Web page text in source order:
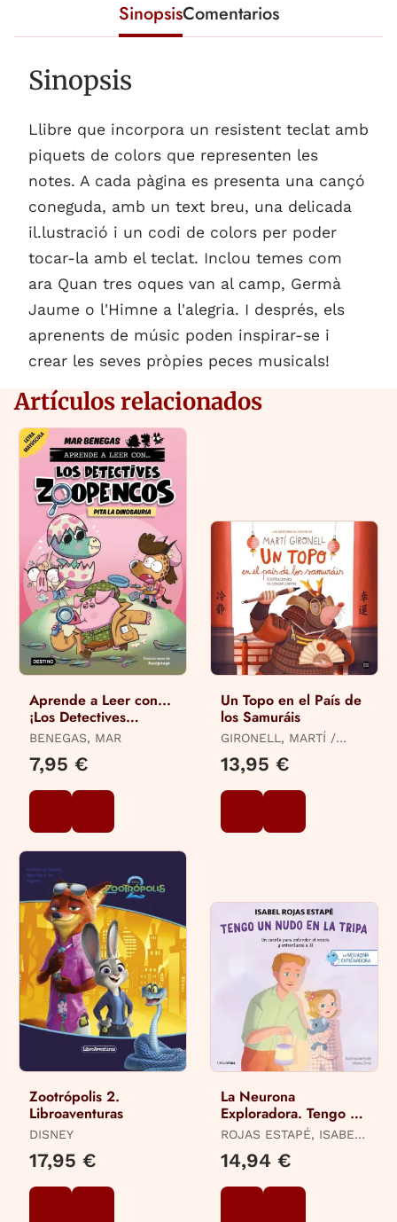
SinopsisComentarios
Sinopsis
Llibre que incorpora un resistent teclat amb
piquets de colors que representen les
notes. A cada pàgina es presenta una cançó
coneguda, amb un text breu, una delicada
il.lustració i un codi de colors per poder
tocar-la amb el teclat. Inclou temes com
ara Quan tres oques van al camp, Germà
Jaume o l'Himne a l'alegria. I després, els
aprenents de músic poden inspirar-se i
crear les seves pròpies peces musicals!
Artículos relacionados
Aprende a Leer con...
¡Los Detectives
Zoopencos! 10. Pita la
Dinosauria
BENEGAS, MAR
7,95 €
Un Topo en el País de
los Samuráis
GIRONELL, MARTÍ /
13,95 €
Zootrópolis 2.
Libroaventuras
DISNEY
17,95 €
La Neurona
Exploradora. Tengo un
Nudo en la Tripa
ROJAS ESTAPÉ, ISABEL
14,94 €